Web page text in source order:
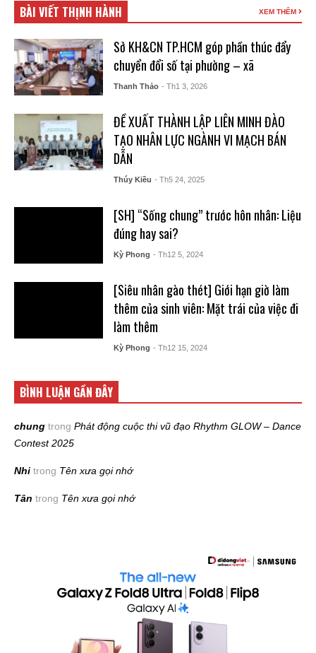
BÀI VIẾT THỊNH HÀNH XEM THÊM
Sở KH&CN TP.HCM góp phần thúc đẩy
chuyển đổi số tại phường – xã
Thanh Thảo - Th1 3, 2026
ĐỀ XUẤT THÀNH LẬP LIÊN MINH ĐÀO
TẠO NHÂN LỰC NGÀNH VI MẠCH BÁN
DẪN
Thúy Kiều - Th5 24, 2025
[SH] “Sống chung” trước hôn nhân: Liệu
đúng hay sai?
Kỳ Phong - Th12 5, 2024
[Siêu nhân gào thét] Giới hạn giờ làm
thêm của sinh viên: Mặt trái của việc đi
làm thêm
Kỳ Phong - Th12 15, 2024
BÌNH LUẬN GẦN ĐÂY
chung trong Phát động cuộc thi vũ đạo Rhythm GLOW – Dance
Contest 2025
Nhi trong Tên xưa gọi nhớ
Tân trong Tên xưa gọi nhớ